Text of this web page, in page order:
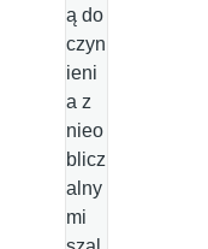
ą do
czyn
ieni
a z
nieo
blicz
alny
mi